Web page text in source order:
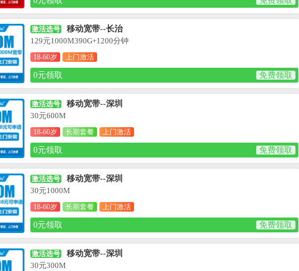
激活选号
移动宽带--长治
129元1000M390G+1200分钟
18-60岁 上门激活
0元领取 免费领取
激活选号
移动宽带--深圳
30元600M
18-60岁 长期套餐 上门激活
0元领取 免费领取
激活选号
移动宽带--深圳
30元1000M
18-60岁 长期套餐 上门激活
0元领取 免费领取
激活选号
移动宽带--深圳
30元300M